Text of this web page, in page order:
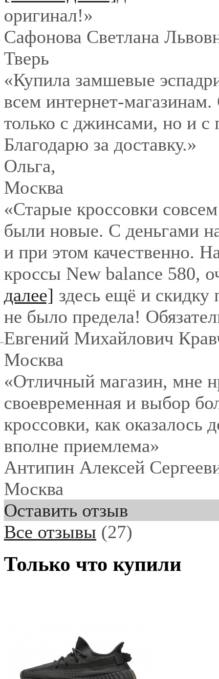
оригинал!»
Сафонова Светлана
Тверь
«Купила замшевые
всем интернет-
только с джинсами, но и с
Благодарю за доставку.»
Ольга,
Москва
«Старые кроссовки
были новые. С деньгами
и при этом качественно.
кроссы New balance 580,
далее] здесь ещё и
не было предела!
Евгений Михайлович
Москва
«Отличный магазин, мне
своевременная и выбор
кроссовки, как оказалось
вполне приемлема»
Антипин Алексей
Москва
Оставить отзыв
Все отзывы (27)
Только что купили